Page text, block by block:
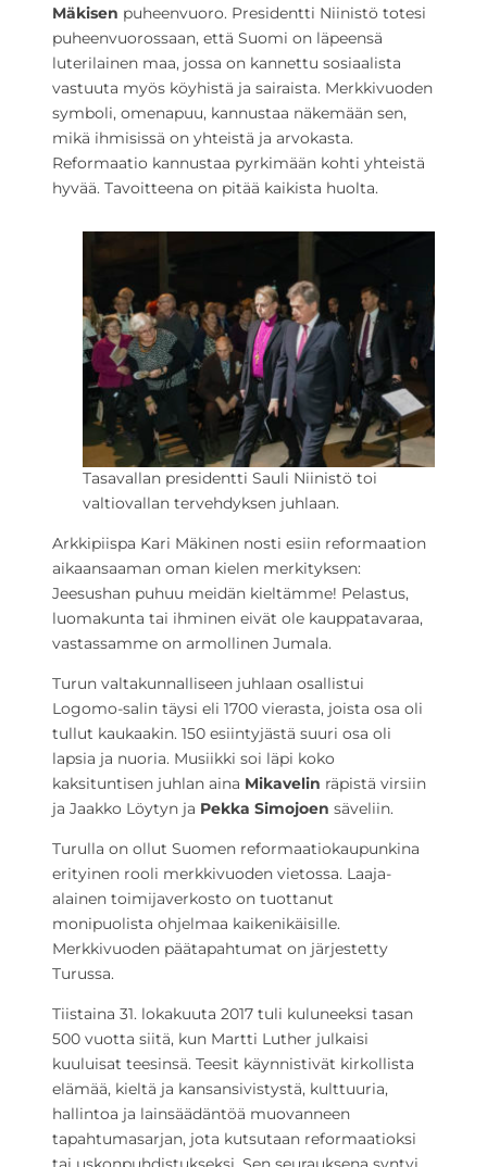
Mäkisen puheenvuoro. Presidentti Niinistö totesi
puheenvuorossaan, että Suomi on läpeensä
luterilainen maa, jossa on kannettu sosiaalista
vastuuta myös köyhistä ja sairaista. Merkkivuoden
symboli, omenapuu, kannustaa näkemään sen,
mikä ihmisissä on yhteistä ja arvokasta.
Reformaatio kannustaa pyrkimään kohti yhteistä
hyvää. Tavoitteena on pitää kaikista huolta.
Tasavallan presidentti Sauli Niinistö toi
valtiovallan tervehdyksen juhlaan.
Arkkipiispa Kari Mäkinen nosti esiin reformaation
aikaansaaman oman kielen merkityksen:
Jeesushan puhuu meidän kieltämme! Pelastus,
luomakunta tai ihminen eivät ole kauppatavaraa,
vastassamme on armollinen Jumala.
Turun valtakunnalliseen juhlaan osallistui
Logomo-salin täysi eli 1700 vierasta, joista osa oli
tullut kaukaakin. 150 esiintyjästä suuri osa oli
lapsia ja nuoria. Musiikki soi läpi koko
kaksituntisen juhlan aina Mikavelin räpistä virsiin
ja Jaakko Löytyn ja Pekka Simojoen säveliin.
Turulla on ollut Suomen reformaatiokaupunkina
erityinen rooli merkkivuoden vietossa. Laaja-
alainen toimijaverkosto on tuottanut
monipuolista ohjelmaa kaikenikäisille.
Merkkivuoden päätapahtumat on järjestetty
Turussa.
Tiistaina 31. lokakuuta 2017 tuli kuluneeksi tasan
500 vuotta siitä, kun Martti Luther julkaisi
kuuluisat teesinsä. Teesit käynnistivät kirkollista
elämää, kieltä ja kansansivistystä, kulttuuria,
hallintoa ja lainsäädäntöä muovanneen
tapahtumasarjan, jota kutsutaan reformaatioksi